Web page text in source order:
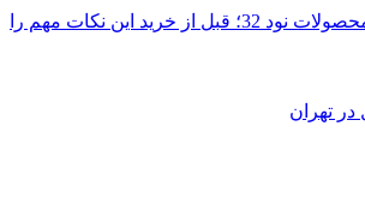
راهنمای خرید محصولات نود 32؛ قبل از خرید این نکات مهم را
در تهران